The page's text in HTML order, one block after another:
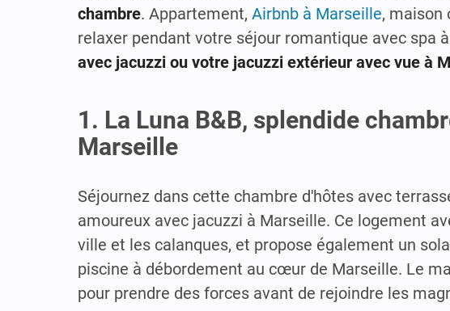
chambre. Appartement, Airbnb à Marseille, maison
relaxer pendant votre séjour romantique avec spa
avec jacuzzi ou votre jacuzzi extérieur avec vue à
1. La Luna B&B, splendide
Marseille
Séjournez dans cette chambre d'hôtes avec
amoureux avec jacuzzi à Marseille. Ce logement
ville et les calanques, et propose également un
piscine à débordement au cœur de Marseille. Le
pour prendre des forces avant de rejoindre les